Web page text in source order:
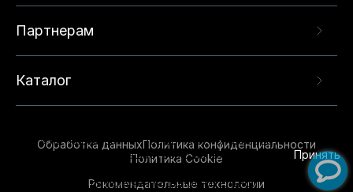
Партнерам
Каталог
Обработка данныхПолитика конфиденциальности
Политика Cookie
Рекомендательные технологии
опыта на нашем сайте. Продолжая использовать
данный сайт, вы соглашаетесь с использованием
технологий. Для получения дополнительной
Принять